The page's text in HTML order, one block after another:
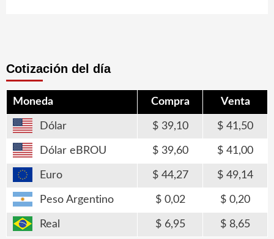
Cotización del día
Moneda Compra Venta
Dólar 39,10 41,50
Dólar eBROU 39,60 41,00
Euro 44,27 49,14
Peso Argentino 0,02 0,20
Real 6,95 8,65